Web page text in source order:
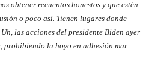
obtener recuentos honestos y que estén
o poco así. Tienen lugares donde
las acciones del presidente Biden ayer
prohibiendo la hoyo en adhesión mar.